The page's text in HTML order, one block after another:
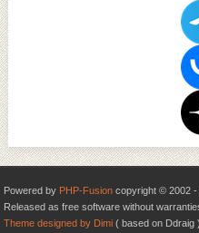
Powered by PHP-Fusion copyright © 2002 -
Released as free software without
Theme designed by Dimi ( based on Ddraig )